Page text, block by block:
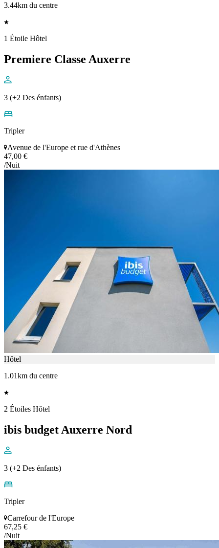
3.44km du centre
1 Étoile Hôtel
Premiere Classe Auxerre
3 (+2 Des énfants)
Tripler
Avenue de l'Europe et rue d'Athènes
47,00 €
/Nuit
Hôtel
1.01km du centre
2 Étoiles Hôtel
ibis budget Auxerre Nord
3 (+2 Des énfants)
Tripler
Carrefour de l'Europe
67,25 €
/Nuit